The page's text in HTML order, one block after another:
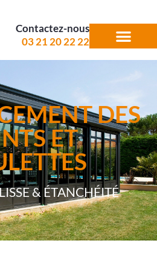
Contactez-nous
03 21 20 22 22
DES
ET
& ÉTANCHÉITÉ